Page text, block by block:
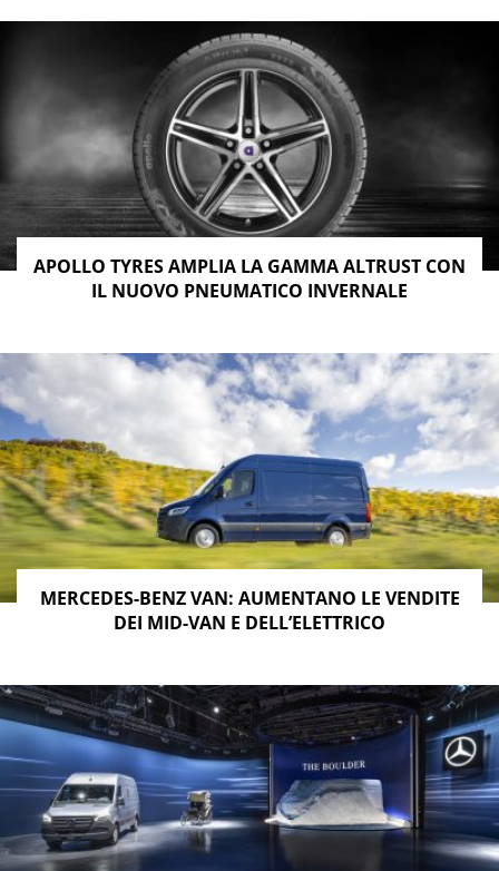
APOLLO TYRES AMPLIA LA GAMMA ALTRUST CON
IL NUOVO PNEUMATICO INVERNALE
MERCEDES-BENZ VAN: AUMENTANO LE VENDITE
DEI MID-VAN E DELL’ELETTRICO